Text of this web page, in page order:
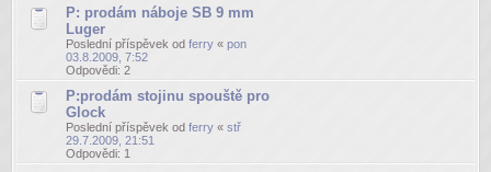
P: prodám náboje SB 9 mm
Luger
Poslední příspěvek od ferry « pon
03.8.2009, 7:52
Odpovědi: 2
P:prodám stojinu spouště pro
Glock
Poslední příspěvek od ferry « stř
29.7.2009, 21:51
Odpovědi: 1